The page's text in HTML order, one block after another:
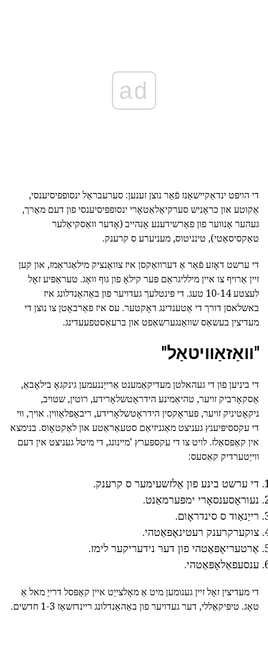
ad
די הויפּט ינדאַקיישאַנז פֿאַר נוצן זענען: סערעבראַל ינסופפיסיענסי,
אַקוטע און כראָניש סערקיאַלאַטאָרי ינסופפיסיענסי פון דעם מאַרך,
געהער אָנווער פון פאַרשידענע אָנהייב (אָדער וואַסקיאַלער
טאַקסיסאַטי), טינניטוס, מעניערע ס קרענק.
די ערשט דאָזע פֿאַר אַ דערוואַקסן איז צוואַנציק מילאַגראַמז, און קען
זיין אַרויף צו איין מילליגראַם פּער קילאָ פון גוף וואָג. טעראַפּיע זאָל
לעצטע 10-14 טעג. די פּינטלעך געדויער פון באַהאַנדלונג איז
באשלאסן דורך די אַטענדינג דאָקטער. עס איז פאַרבאָטן צו נוצן די
מעדיצין בעשאַס שוואַנגערשאַפט און ברעאַסטפעעדינג.
"וואַזאַוויטאַל"
די ביניען פון די געהאלטן מעדיקאַמענט אַרייַננעמען גינקגאָ בילאָבאַ,
אַסקאָרביק זויער, טהיאַמינע הידראָטשלאָרידע, רוטין, שטויב,
ניקאָטיניק זויער, פּעראָקסין הידראָטשלאָרידע, ריבאָפלאַווין. אויך, ווי
די עקססיפּיענץ געניצט מאַגניזיאַם סטעאַראַטע און לאַקטאָוס. בנימצא
אין קאַפּסאַלז. לויט צו די עקספּערץ 'מיינונג, די מיטל געניצט אין דעם
ווייַטערדיק קאַסעס:
די ערשט בינע פון אַלזשעימער ס קרענק.
נעוראָסענסאָרי ימפּערמאַנט.
רייַנאַוד ס סינדראָום.
צוקערקרענק רעטינאָפּאַטהי.
אַרטעריאָפּאַטהי פון דער נידעריקער לימז.
ענסעפאַלאָפּאַטהי.
די מעדיצין זאָל זיין גענומען מיט אַ מאָלצייַט איין קאַפּסל דרייַ מאל אַ
טאָג. טיפּיקאַללי, דער געדויער פון באַהאַנדלונג ריינדזשאַז 1-3 חדשים.